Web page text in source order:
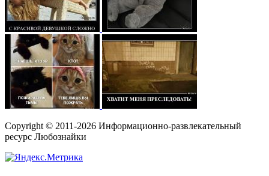
Copyright © 2011-2026 Информационно-развлекательный
ресурс Любознайки